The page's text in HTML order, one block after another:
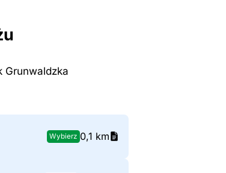
Grunwaldzka
Wybierz 0,1 km